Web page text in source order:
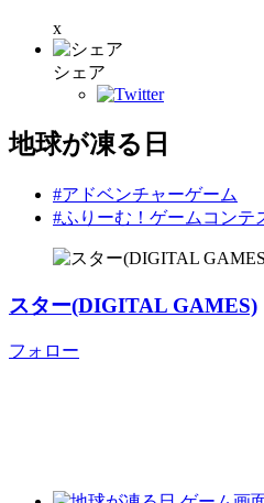
x
シェア
地球が凍る日
#アドベンチャーゲーム
#ふりーむ！ゲームコンテ
スター(DIGITAL GAMES)
フォロー